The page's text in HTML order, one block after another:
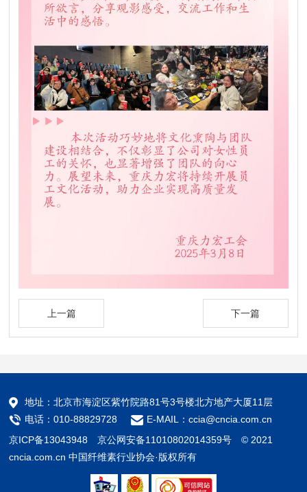
上一篇 下一篇
地址：北京市海淀区紫竹院路81号3号楼北方地产大厦11层
电话：010-88829728
E-MAIL：ccia@cncia.com.cn
京ICP备13043948 京公网安备11010802014359号 © 2021
cncia.com.cn 中国纤维素行业协会·版权所有